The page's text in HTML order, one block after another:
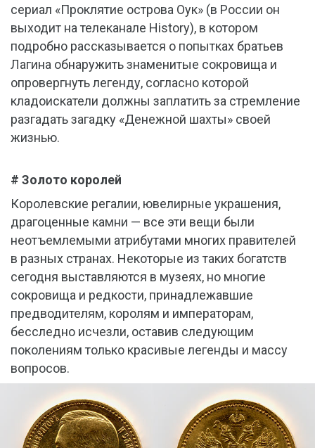
сериал «Проклятие острова Оук» (в России он
выходит на телеканале History), в котором
подробно рассказывается о попытках братьев
Лагина обнаружить знаменитые сокровища и
опровергнуть легенду, согласно которой
кладоискатели должны заплатить за стремление
разгадать загадку «Денежной шахты» своей
жизнью.
# Золото королей
Королевские регалии, ювелирные украшения,
драгоценные камни — все эти вещи были
неотъемлемыми атрибутами многих правителей
в разных странах. Некоторые из таких богатств
сегодня выставляются в музеях, но многие
сокровища и редкости, принадлежавшие
предводителям, королям и императорам,
бесследно исчезли, оставив следующим
поколениям только красивые легенды и массу
вопросов.